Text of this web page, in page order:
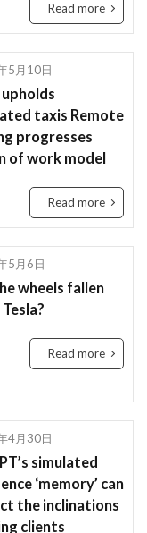
Read more
5月10日
taxis Remote
progresses
of work model
Read more
5月6日
wheels fallen
Read more
4月30日
simulated
‘memory’ can
the inclinations
clients
future
Ghana
AI
alright
Apple
Cacao
China
GPT-4o
paying
Police
recommendation
Growth
Infration
money M-PESA
Pesa
medical
Mobility